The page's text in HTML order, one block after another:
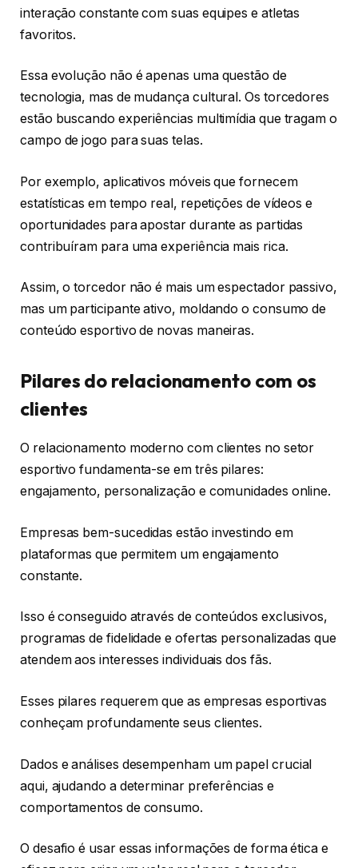
interação constante com suas equipes e atletas
favoritos.
Essa evolução não é apenas uma questão de
tecnologia, mas de mudança cultural. Os torcedores
estão buscando experiências multimídia que tragam o
campo de jogo para suas telas.
Por exemplo, aplicativos móveis que fornecem
estatísticas em tempo real, repetições de vídeos e
oportunidades para apostar durante as partidas
contribuíram para uma experiência mais rica.
Assim, o torcedor não é mais um espectador passivo,
mas um participante ativo, moldando o consumo de
conteúdo esportivo de novas maneiras.
Pilares do relacionamento com os
clientes
O relacionamento moderno com clientes no setor
esportivo fundamenta-se em três pilares:
engajamento, personalização e comunidades online.
Empresas bem-sucedidas estão investindo em
plataformas que permitem um engajamento
constante.
Isso é conseguido através de conteúdos exclusivos,
programas de fidelidade e ofertas personalizadas que
atendem aos interesses individuais dos fãs.
Esses pilares requerem que as empresas esportivas
conheçam profundamente seus clientes.
Dados e análises desempenham um papel crucial
aqui, ajudando a determinar preferências e
comportamentos de consumo.
O desafio é usar essas informações de forma ética e